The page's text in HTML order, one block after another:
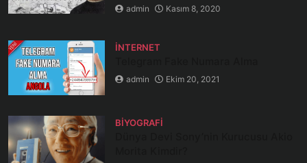
admin Kasım 8, 2020
İNTERNET
admin Ekim 20, 2021
BIYOGRAFI